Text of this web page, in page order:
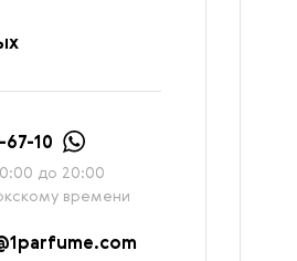
67-10
до 20:00
времени